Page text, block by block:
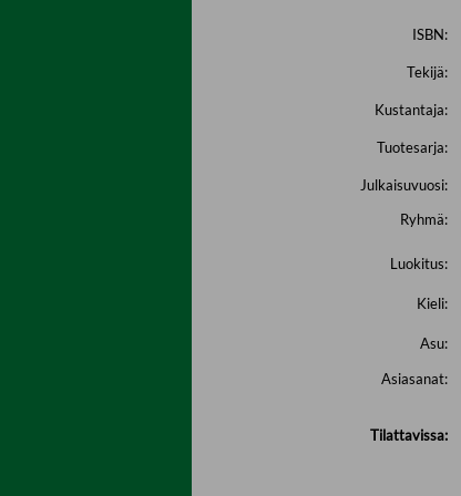
ISBN:
Tekijä:
Kustantaja:
Tuotesarja:
Julkaisuvuosi:
Ryhmä:
Luokitus:
Kieli:
Asu:
Asiasanat:
Tilattavissa: